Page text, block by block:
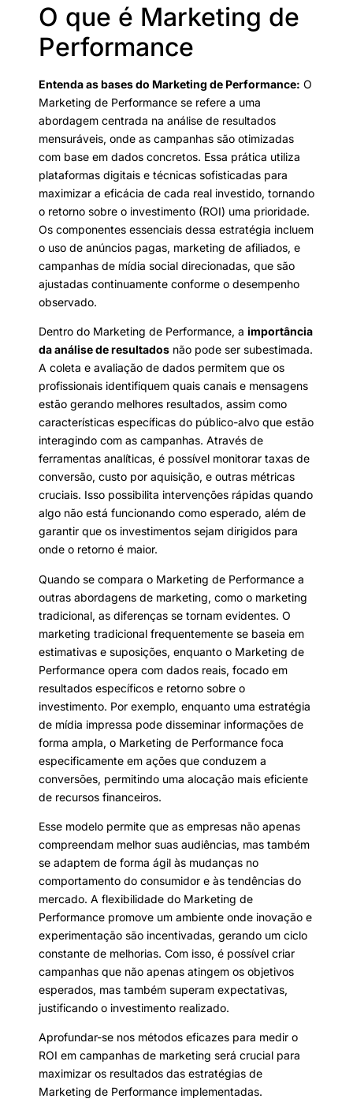
O que é Marketing de
Performance
Entenda as bases do Marketing de Performance: O
Marketing de Performance se refere a uma
abordagem centrada na análise de resultados
mensuráveis, onde as campanhas são otimizadas
com base em dados concretos. Essa prática utiliza
plataformas digitais e técnicas sofisticadas para
maximizar a eficácia de cada real investido, tornando
o retorno sobre o investimento (ROI) uma prioridade.
Os componentes essenciais dessa estratégia incluem
o uso de anúncios pagas, marketing de afiliados, e
campanhas de mídia social direcionadas, que são
ajustadas continuamente conforme o desempenho
observado.
Dentro do Marketing de Performance, a importância
da análise de resultados não pode ser subestimada.
A coleta e avaliação de dados permitem que os
profissionais identifiquem quais canais e mensagens
estão gerando melhores resultados, assim como
características específicas do público-alvo que estão
interagindo com as campanhas. Através de
ferramentas analíticas, é possível monitorar taxas de
conversão, custo por aquisição, e outras métricas
cruciais. Isso possibilita intervenções rápidas quando
algo não está funcionando como esperado, além de
garantir que os investimentos sejam dirigidos para
onde o retorno é maior.
Quando se compara o Marketing de Performance a
outras abordagens de marketing, como o marketing
tradicional, as diferenças se tornam evidentes. O
marketing tradicional frequentemente se baseia em
estimativas e suposições, enquanto o Marketing de
Performance opera com dados reais, focado em
resultados específicos e retorno sobre o
investimento. Por exemplo, enquanto uma estratégia
de mídia impressa pode disseminar informações de
forma ampla, o Marketing de Performance foca
especificamente em ações que conduzem a
conversões, permitindo uma alocação mais eficiente
de recursos financeiros.
Esse modelo permite que as empresas não apenas
compreendam melhor suas audiências, mas também
se adaptem de forma ágil às mudanças no
comportamento do consumidor e às tendências do
mercado. A flexibilidade do Marketing de
Performance promove um ambiente onde inovação e
experimentação são incentivadas, gerando um ciclo
constante de melhorias. Com isso, é possível criar
campanhas que não apenas atingem os objetivos
esperados, mas também superam expectativas,
justificando o investimento realizado.
Aprofundar-se nos métodos eficazes para medir o
ROI em campanhas de marketing será crucial para
maximizar os resultados das estratégias de
Marketing de Performance implementadas.